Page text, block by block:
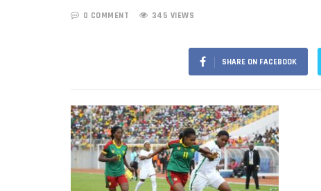
0 COMMENT 345 VIEWS
SHARE ON FACEBOOK